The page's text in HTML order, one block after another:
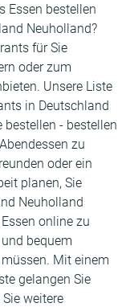
Essen bestellen
Neuholland?
für Sie
oder zum
Unsere Liste
in Deutschland
bestellen - bestellen
zu
oder ein
planen, Sie
Neuholland
online zu
bequem
Mit einem
gelangen Sie
weitere